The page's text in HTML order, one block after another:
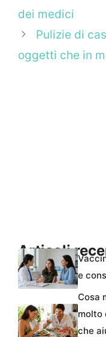
dei medici
Pulizie di
oggetti che in
Articoli
e
Cosa
molto
che